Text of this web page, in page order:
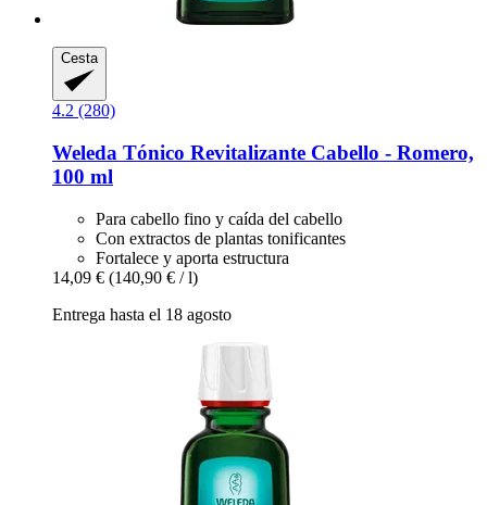
Cesta
4.2 (280)
Weleda Tónico Revitalizante Cabello -​ Romero,
100 ml
Para cabello fino y caída del cabello
Con extractos de plantas tonificantes
Fortalece y aporta estructura
14,09 € (140,90 € / l)
Entrega hasta el 18 agosto